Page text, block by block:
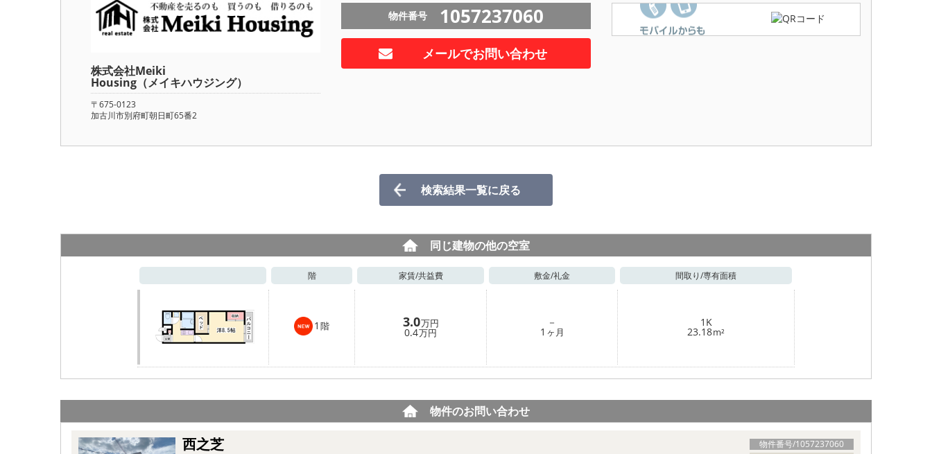
株式会社Meiki
Housing（メイキハウジング）
〒675-0123
加古川市別府町朝日町65番2
物件番号 1057237060
メールでお問い合わせ
検索結果一覧に戻る
同じ建物の他の空室
階 家賃/共益費 敷金/礼金 間取り/専有面積
1 階 3.0万円
0.4万円
－
1 ヶ月
1K
23.18m²
物件のお問い合わせ
物件番号/1057237060
西之芝